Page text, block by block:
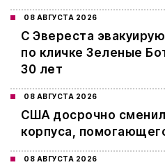
08 АВГУСТА 2026
С Эвереста
по кличке Зеленые
30 лет
08 АВГУСТА 2026
США досрочно
корпуса,
08 АВГУСТА 2026